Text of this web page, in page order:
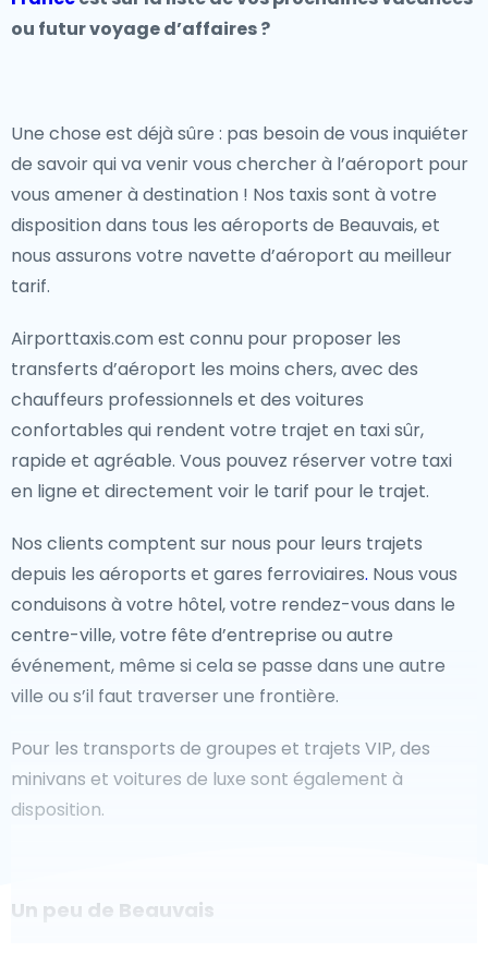
ou futur voyage d’affaires ?
Une chose est déjà sûre : pas besoin de vous inquiéter
de savoir qui va venir vous chercher à l’aéroport pour
vous amener à destination ! Nos taxis sont à votre
disposition dans tous les aéroports de Beauvais, et
nous assurons votre navette d’aéroport au meilleur
tarif.
Airporttaxis.com est connu pour proposer les
transferts d’aéroport les moins chers, avec des
chauffeurs professionnels et des voitures
confortables qui rendent votre trajet en taxi sûr,
rapide et agréable. Vous pouvez réserver votre taxi
en ligne et directement voir le tarif pour le trajet.
Nos clients comptent sur nous pour leurs trajets
depuis les aéroports et gares ferroviaires. Nous vous
conduisons à votre hôtel, votre rendez-vous dans le
centre-ville, votre fête d’entreprise ou autre
événement, même si cela se passe dans une autre
ville ou s’il faut traverser une frontière.
Pour les transports de groupes et trajets VIP, des
minivans et voitures de luxe sont également à
disposition.
Un peu de Beauvais